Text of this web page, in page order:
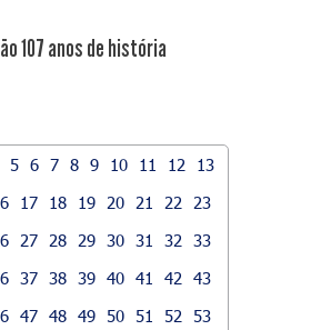
107 anos de história
5 6 7 8 9 10 11 12
13
17 18 19 20 21 22
23
27 28 29 30 31 32
33
37 38 39 40 41 42
43
47 48 49 50 51 52
53